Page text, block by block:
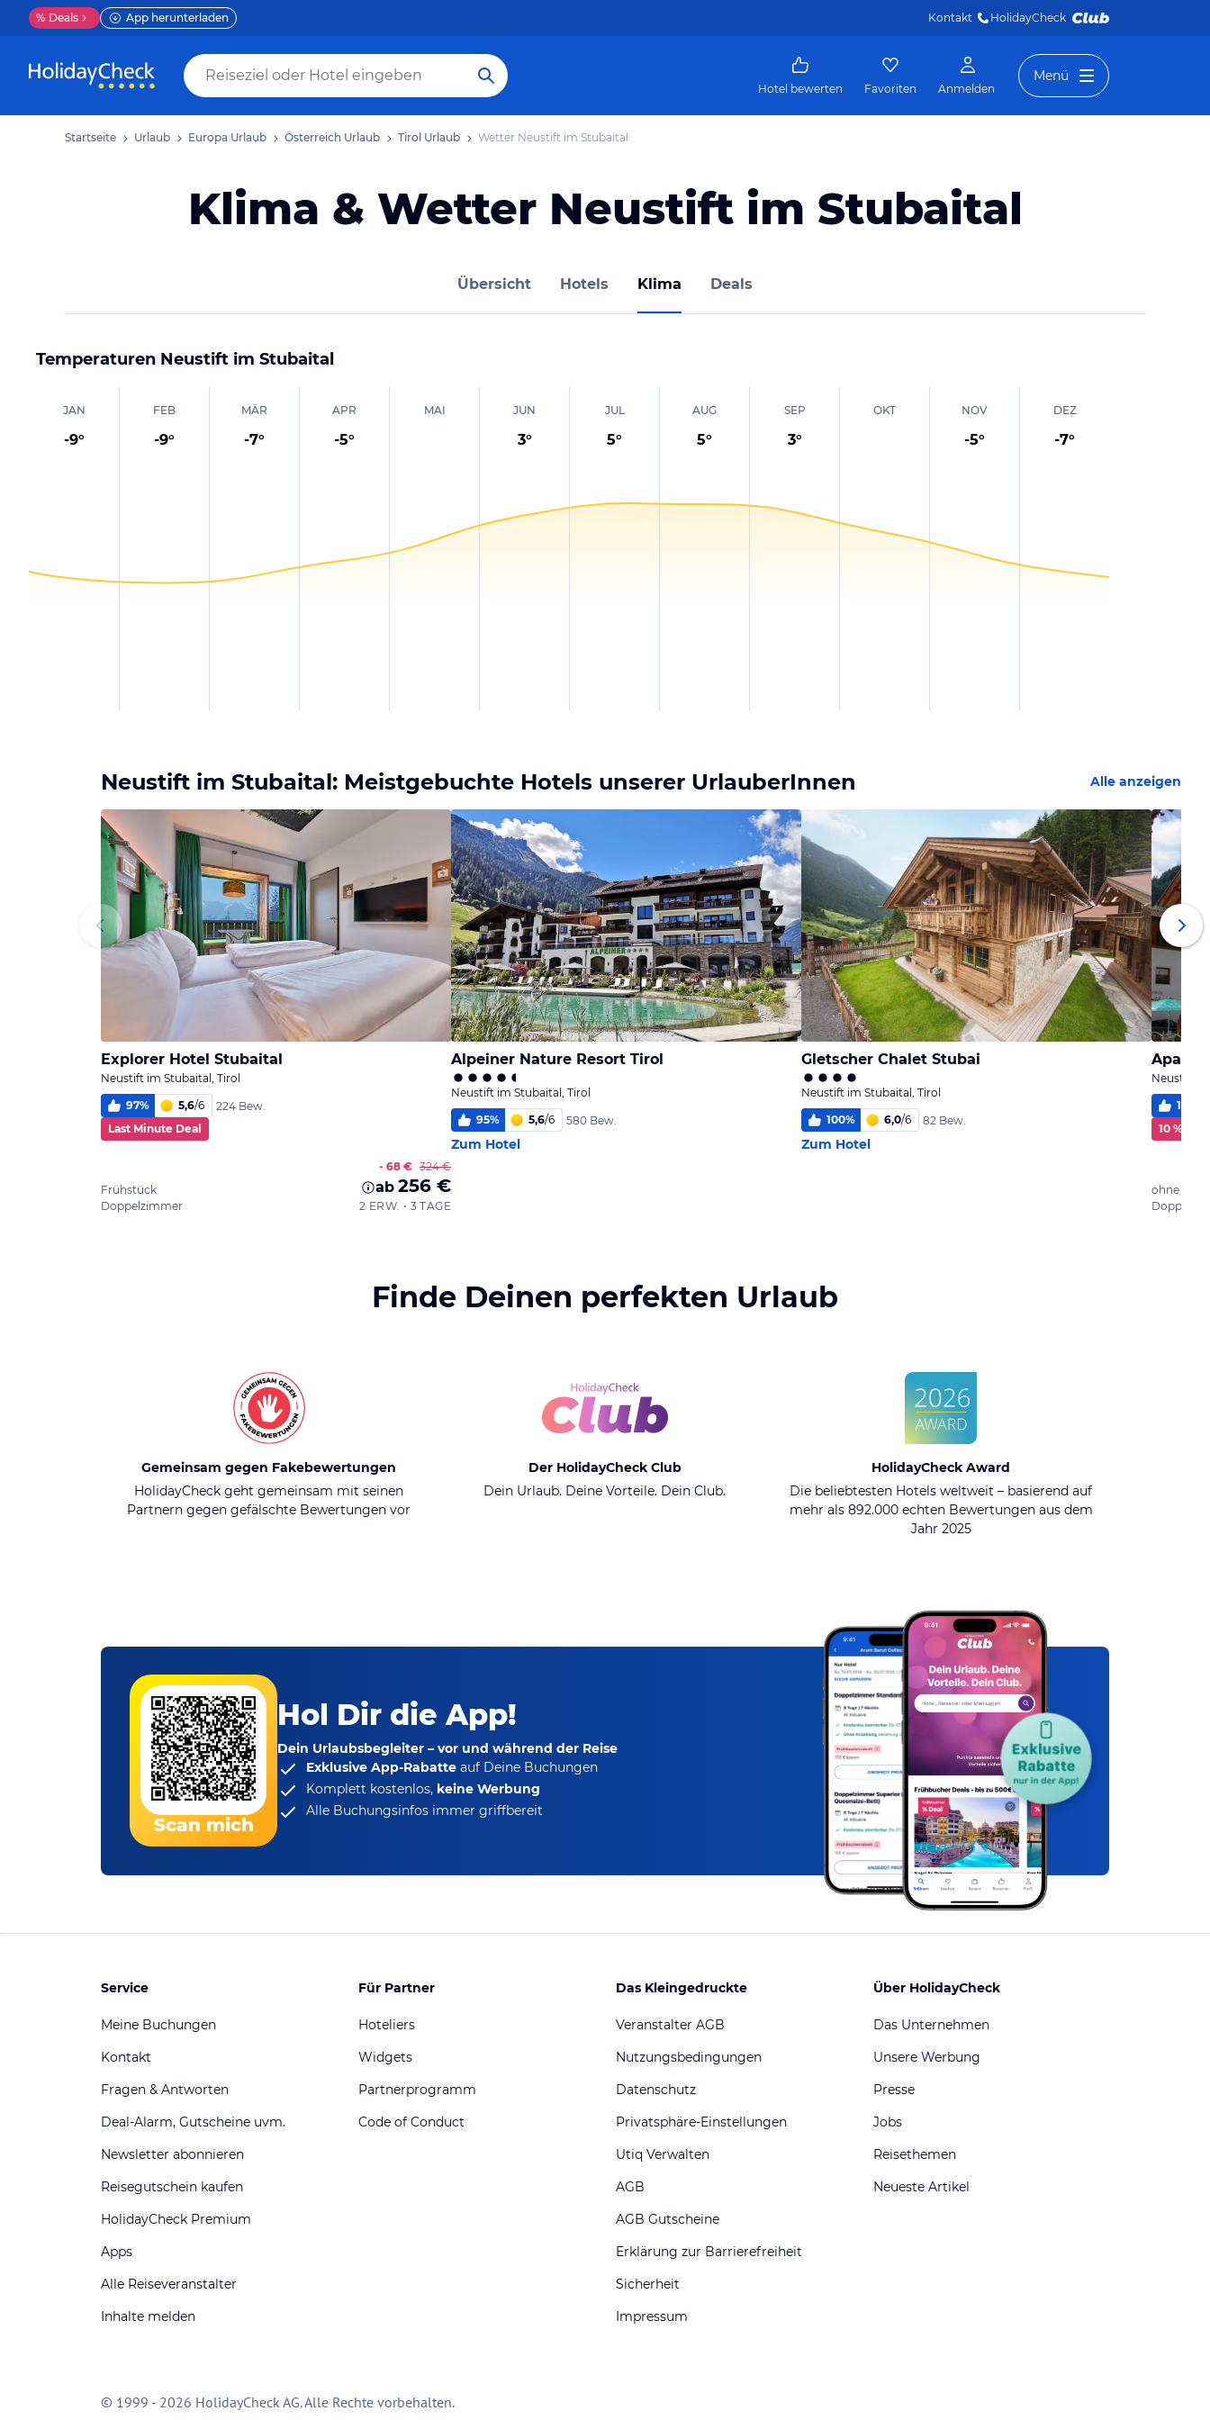
% Deals App herunterladen Kontakt HolidayCheck
Hotel bewerten Favoriten Anmelden
Menü
Startseite Urlaub Europa Urlaub Österreich Urlaub Tirol Urlaub Wetter Neustift im Stubaital
Klima & Wetter Neustift im Stubaital
Übersicht Hotels Klima Deals
Temperaturen Neustift im Stubaital
JAN
-9°
FEB
-9°
MÄR
-7°
APR
-5°
MAI JUN
3°
JUL
5°
AUG
5°
SEP
3°
OKT NOV
-5°
DEZ
-7°
Neustift im Stubaital: Meistgebuchte Hotels unserer UrlauberInnen Alle anzeigen
Explorer Hotel Stubaital
Neustift im Stubaital, Tirol
97% 5,6/6
224 Bew.
Last Minute Deal
Frühstück
Doppelzimmer
- 68 € 324 €
ab 256 €
2 ERW. • 3 TAGE
Alpeiner Nature Resort Tirol
Neustift im Stubaital, Tirol
95% 5,6/6 580 Bew.
Zum Hotel
Gletscher Chalet Stubai
Neustift im Stubaital, Tirol
100% 6,0/6 82 Bew.
Zum Hotel
Apart
Neustift
100
10 %
ohne
Finde Deinen perfekten Urlaub
Gemeinsam gegen Fakebewertungen
HolidayCheck geht gemeinsam mit seinen
Partnern gegen gefälschte Bewertungen vor
Der HolidayCheck Club
Dein Urlaub. Deine Vorteile. Dein Club.
HolidayCheck Award
Die beliebtesten Hotels weltweit – basierend auf
mehr als 892.000 echten Bewertungen aus dem
Jahr 2025
Scan mich
Hol Dir die App!
Dein Urlaubsbegleiter – vor und während der Reise
Exklusive App-Rabatte auf Deine Buchungen
Komplett kostenlos, keine Werbung
Alle Buchungsinfos immer griffbereit
Service
Meine Buchungen
Kontakt
Fragen & Antworten
Deal-Alarm, Gutscheine uvm.
Newsletter abonnieren
Reisegutschein kaufen
HolidayCheck Premium
Apps
Alle Reiseveranstalter
Inhalte melden
Für Partner
Hoteliers
Widgets
Partnerprogramm
Code of Conduct
Das Kleingedruckte
Veranstalter AGB
Nutzungsbedingungen
Datenschutz
Privatsphäre-Einstellungen
Utiq Verwalten
AGB
AGB Gutscheine
Erklärung zur Barrierefreiheit
Sicherheit
Impressum
Über HolidayCheck
Das Unternehmen
Unsere Werbung
Presse
Jobs
Reisethemen
Neueste Artikel
© 1999 - 2026 HolidayCheck AG. Alle Rechte vorbehalten.